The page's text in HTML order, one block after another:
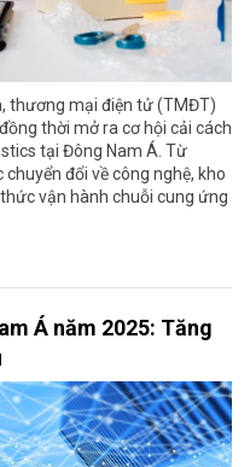
thương mại điện tử (TMĐT)
thời mở ra cơ hội cải cách
tại Đông Nam Á. Từ
đổi về công nghệ, kho
vận hành chuỗi cung ứng
Á năm 2025: Tăng